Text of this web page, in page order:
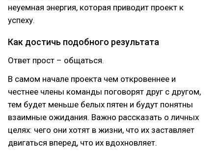
неуемная энергия, которая приводит проект к
успеху.
Как достичь подобного результата
Ответ прост – общаться.
В самом начале проекта чем откровеннее и
честнее члены команды поговорят друг с другом,
тем будет меньше белых пятен и будут понятны
взаимные ожидания. Важно рассказать о личных
целях: чего они хотят в жизни, что их заставляет
двигаться вперед, что их вдохновляет.